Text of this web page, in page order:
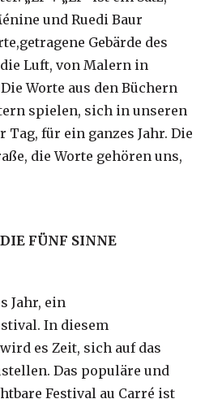
und Ruedi Baur
Gebärde des
Luft, von Malern in
Worte aus den Büchern
spielen, sich in unseren
für ein ganzes Jahr. Die
die Worte gehören uns,
FÜNF SINNE
Jahr, ein
In diesem
es Zeit, sich auf das
Das populäre und
Festival au Carré ist